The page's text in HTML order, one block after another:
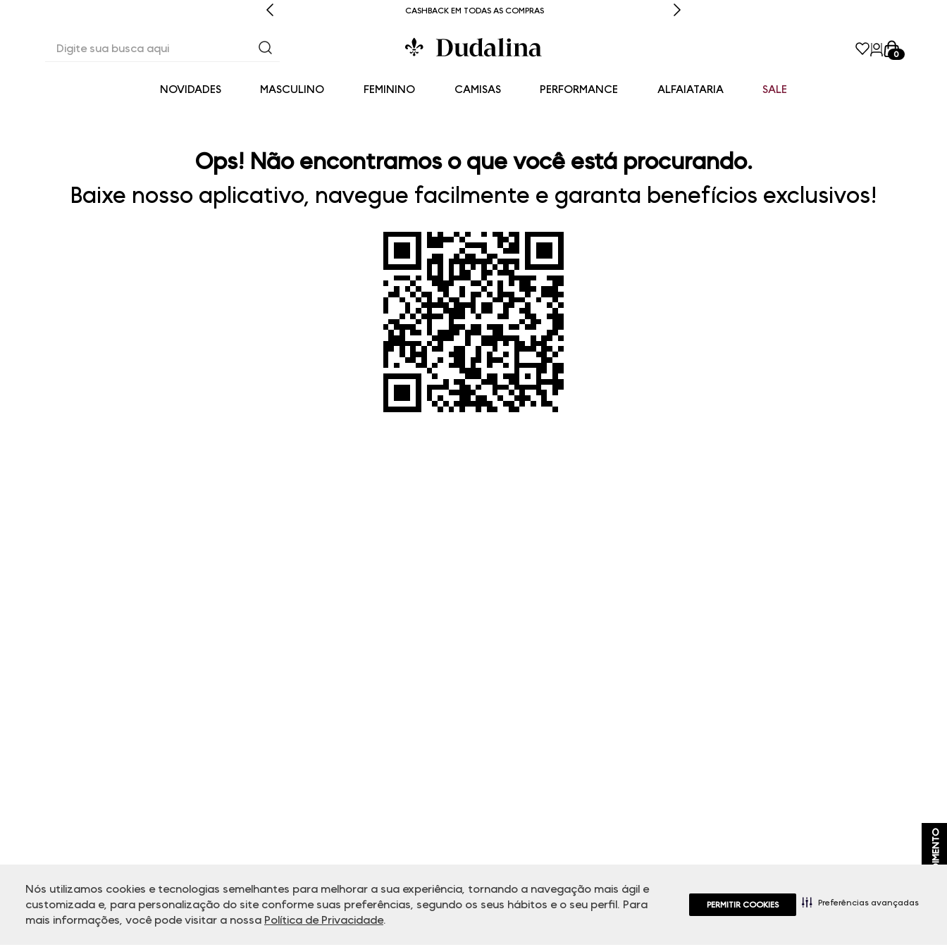
Nós utilizamos cookies e tecnologias semelhantes para melhorar a sua experiência, tornando a navegação mais ágil e
customizada e, para personalização do site conforme suas preferências, segundo os seus hábitos e o seu perfil. Para
mais informações, você pode visitar a nossa Política de Privacidade.
PERMITIR COOKIES Preferências avançadas
CASHBACK EM TODAS AS COMPRAS
0
NOVIDADES MASCULINO FEMININO CAMISAS PERFORMANCE ALFAIATARIA SALE
ATENDIMENTO
Ops! Não encontramos o que você está procurando.
Baixe nosso aplicativo, navegue facilmente e garanta benefícios exclusivos!